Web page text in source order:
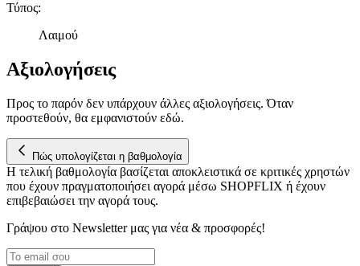
Τύπος:
Λαιμού
Αξιολογήσεις
Προς το παρόν δεν υπάρχουν άλλες αξιολογήσεις. Όταν
προστεθούν, θα εμφανιστούν εδώ.
Πώς υπολογίζεται η βαθμολογία
Η τελική βαθμολογία βασίζεται αποκλειστικά σε κριτικές χρηστών
που έχουν πραγματοποιήσει αγορά μέσω SHOPFLIX ή έχουν
επιβεβαιώσει την αγορά τους.
Γράψου στο Νewsletter μας για νέα & προσφορές!